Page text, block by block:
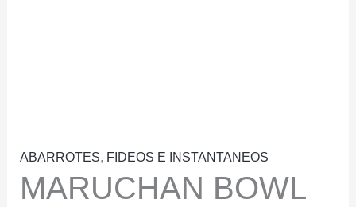
ABARROTES, FIDEOS E INSTANTANEOS
MARUCHAN BOWL